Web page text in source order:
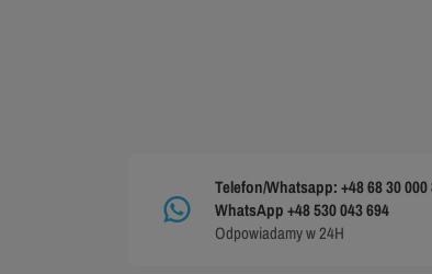
Telefon/Whatsapp: +48 68 30 000
WhatsApp +48 530 043 694
Odpowiadamy w 24H